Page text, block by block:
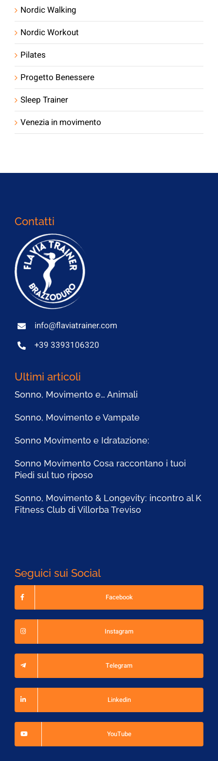
Nordic Walking
Nordic Workout
Pilates
Progetto Benessere
Sleep Trainer
Venezia in movimento
Contatti
info@flaviatrainer.com
+39 3393106320
Ultimi articoli
Sonno, Movimento e… Animali
Sonno, Movimento e Vampate
Sonno Movimento e Idratazione:
Sonno Movimento Cosa raccontano i tuoi
Piedi sul tuo riposo
Sonno, Movimento & Longevity: incontro al K
Fitness Club di Villorba Treviso
Seguici sui Social
Facebook
Instagram
Telegram
Linkedin
YouTube